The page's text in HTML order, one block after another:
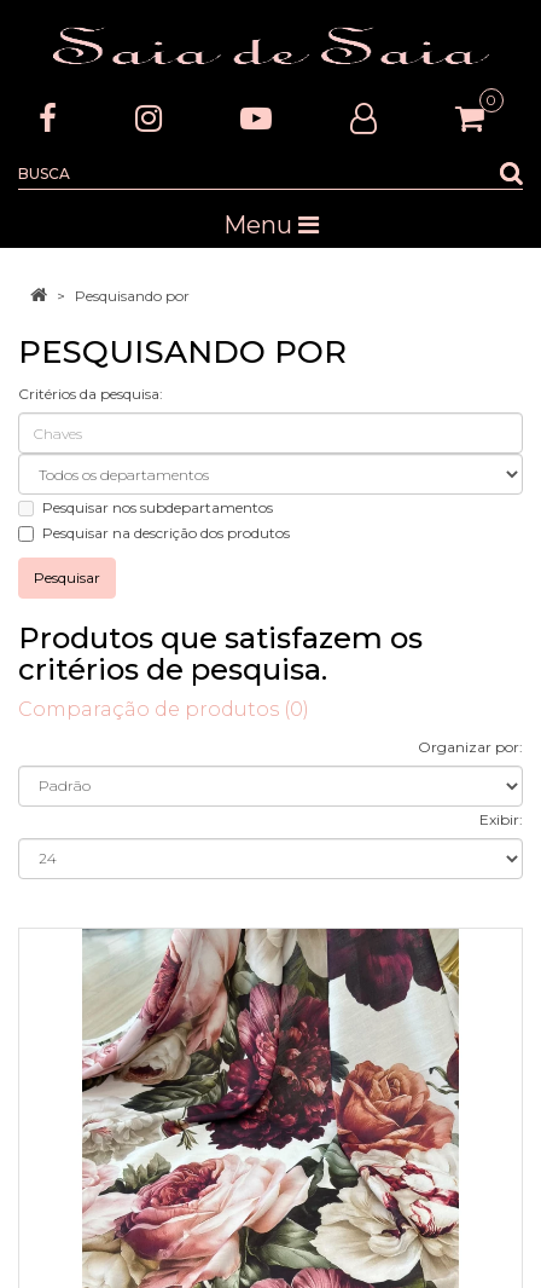
0
Menu
Pesquisando por
PESQUISANDO POR
Critérios da pesquisa:
Pesquisar nos subdepartamentos
Pesquisar na descrição dos produtos
Produtos que satisfazem os
critérios de pesquisa.
Comparação de produtos (0)
Organizar por:
Exibir: